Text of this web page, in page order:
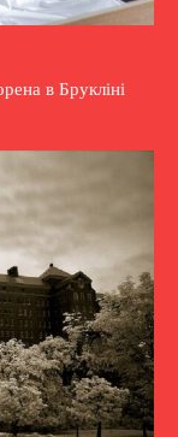
в Брукліні